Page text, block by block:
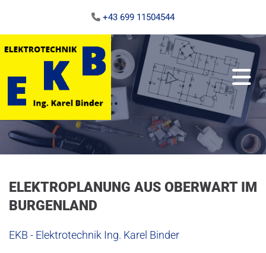
 +43 699 11504544
ELEKTROPLANUNG AUS OBERWART IM
BURGENLAND
EKB - Elektrotechnik Ing. Karel Binder